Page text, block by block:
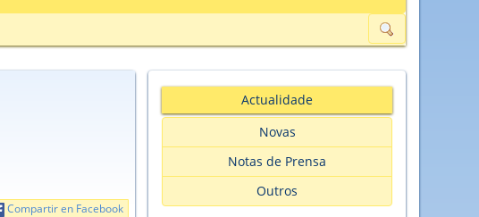
Compartir en Facebook
Actualidade
Novas
Notas de Prensa
Outros